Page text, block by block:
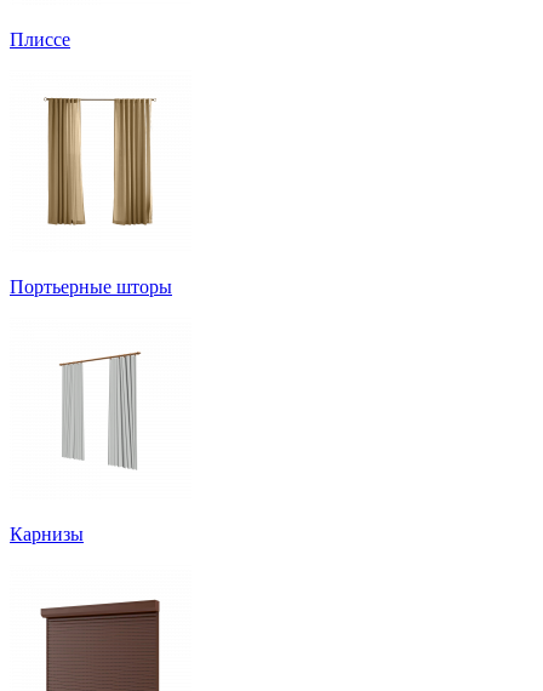
Плиссе
Портьерные шторы
Карнизы